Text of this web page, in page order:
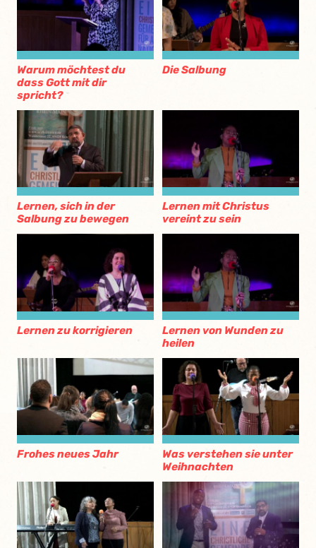
Warum möchtest du
dass Gott mit dir
spricht?
Die Salbung
Lernen, sich in der
Salbung zu bewegen
Lernen mit Christus
vereint zu sein
Lernen zu korrigieren
Lernen von Wunden zu
heilen
Frohes neues Jahr
Was verstehen sie unter
Weihnachten